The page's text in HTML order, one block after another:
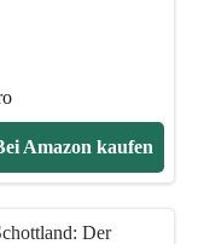
Amazon kaufen
Der